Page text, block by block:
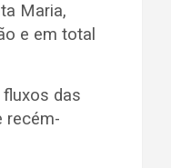
Maria,
e em total
das
recém-